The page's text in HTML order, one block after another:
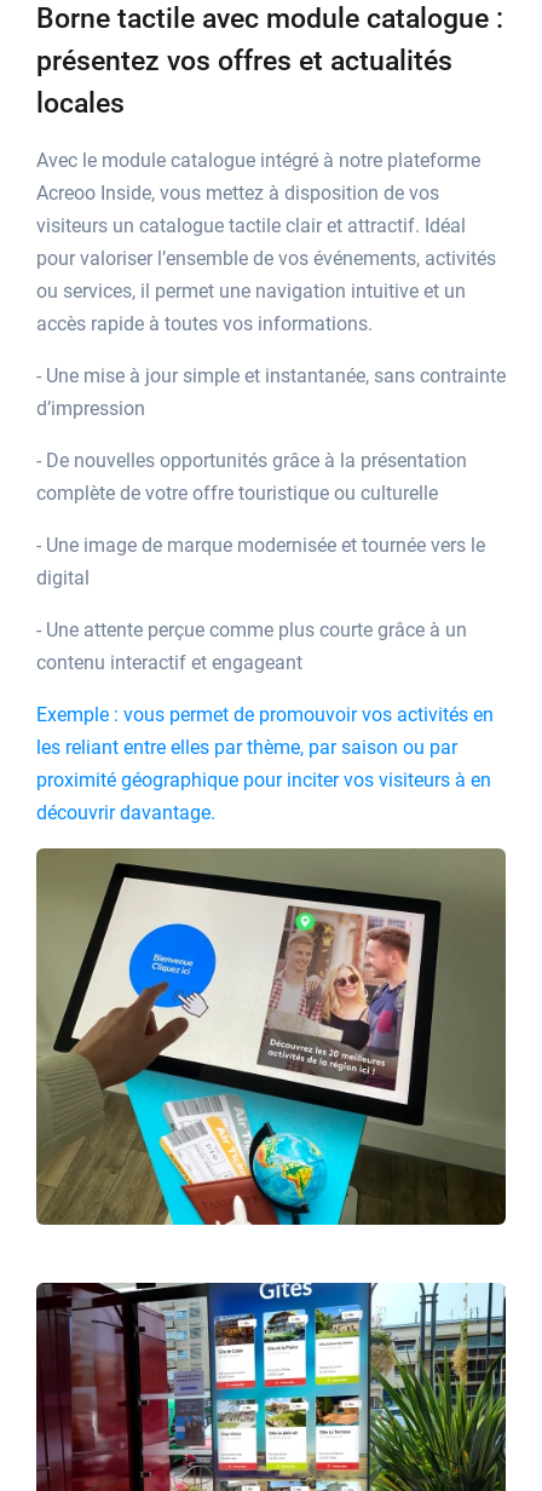
Borne tactile avec module catalogue :
présentez vos offres et actualités
locales
Avec le module catalogue intégré à notre plateforme
Acreoo Inside, vous mettez à disposition de vos
visiteurs un catalogue tactile clair et attractif. Idéal
pour valoriser l’ensemble de vos événements, activités
ou services, il permet une navigation intuitive et un
accès rapide à toutes vos informations.
- Une mise à jour simple et instantanée, sans contrainte
d’impression
- De nouvelles opportunités grâce à la présentation
complète de votre offre touristique ou culturelle
- Une image de marque modernisée et tournée vers le
digital
- Une attente perçue comme plus courte grâce à un
contenu interactif et engageant
Exemple : vous permet de promouvoir vos activités en
les reliant entre elles par thème, par saison ou par
proximité géographique pour inciter vos visiteurs à en
découvrir davantage.